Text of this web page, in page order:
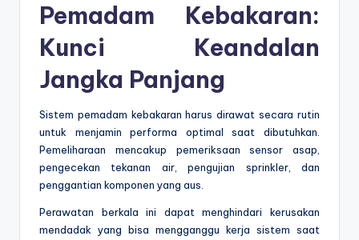
Pemadam Kebakaran:
Kunci Keandalan
Jangka Panjang
Sistem pemadam kebakaran harus dirawat secara rutin
untuk menjamin performa optimal saat dibutuhkan.
Pemeliharaan mencakup pemeriksaan sensor asap,
pengecekan tekanan air, pengujian sprinkler, dan
penggantian komponen yang aus.
Perawatan berkala ini dapat menghindari kerusakan
mendadak yang bisa mengganggu kerja sistem saat